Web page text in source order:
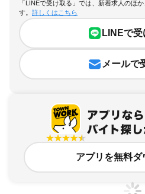
「LINEで受け取る」では、新着求人のほ
す。 詳しくはこちら
LINEで受
メールで
アプリを無料ダ